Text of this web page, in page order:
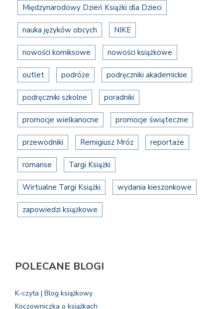
Międzynarodowy Dzień Książki dla Dzieci
nauka języków obcych NIKE
nowości komiksowe nowości książkowe
outlet podróże podręczniki akademickie
podręczniki szkolne poradniki
promocje wielkanocne promocje świąteczne
przewodniki Remigiusz Mróz reportaże
romanse Targi Książki
Wirtualne Targi Książki wydania kieszonkowe
zapowiedzi książkowe
POLECANE BLOGI
K-czyta | Blog książkowy
Koczowniczka o książkach